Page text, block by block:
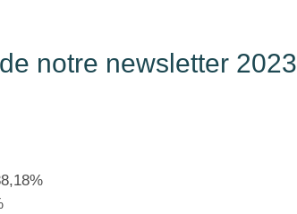
notre newsletter 2023